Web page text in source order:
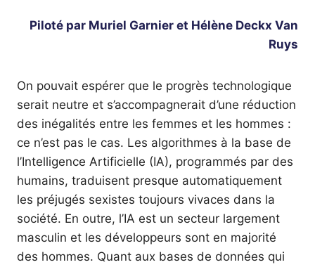
Piloté par Muriel Garnier et Hélène Deckx Van
Ruys
On pouvait espérer que le progrès technologique
serait neutre et s’accompagnerait d’une réduction
des inégalités entre les femmes et les hommes :
ce n’est pas le cas. Les algorithmes à la base de
l’Intelligence Artificielle (IA), programmés par des
humains, traduisent presque automatiquement
les préjugés sexistes toujours vivaces dans la
société. En outre, l’IA est un secteur largement
masculin et les développeurs sont en majorité
des hommes. Quant aux bases de données qui